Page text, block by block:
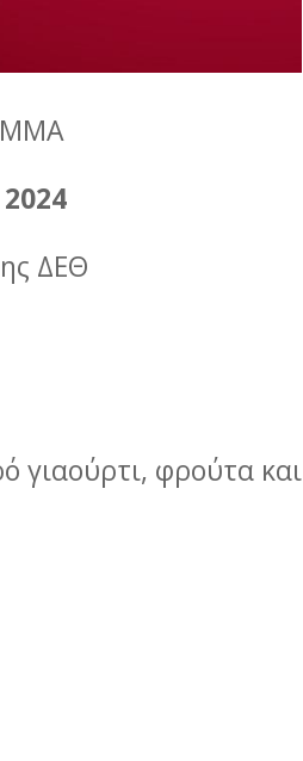
ΔΕΘ
γιαούρτι, φρούτα και